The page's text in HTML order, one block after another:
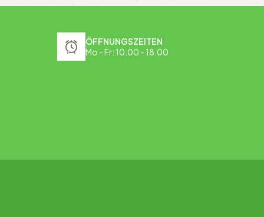
ÖFFNUNGSZEITEN
Mo - Fr: 10.00 - 18.00